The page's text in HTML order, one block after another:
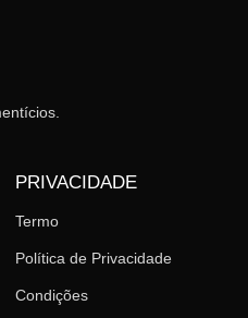
PRIVACIDADE
Termo
Política de Privacidade
Condições